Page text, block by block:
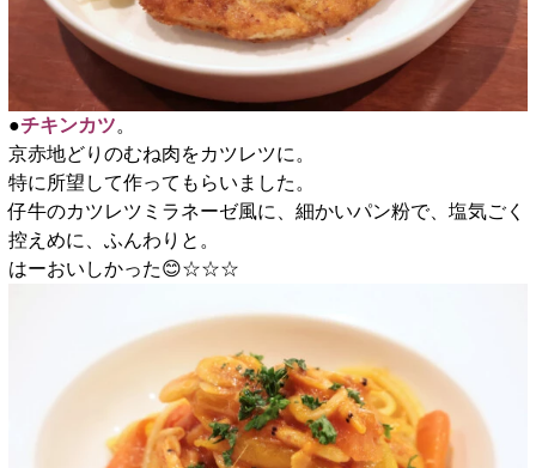
●チキンカツ。
京赤地どりのむね肉をカツレツに。
特に所望して作ってもらいました。
仔牛のカツレツミラネーゼ風に、細かいパン粉で、塩気ごく
控えめに、ふんわりと。
はーおいしかった😊☆☆☆